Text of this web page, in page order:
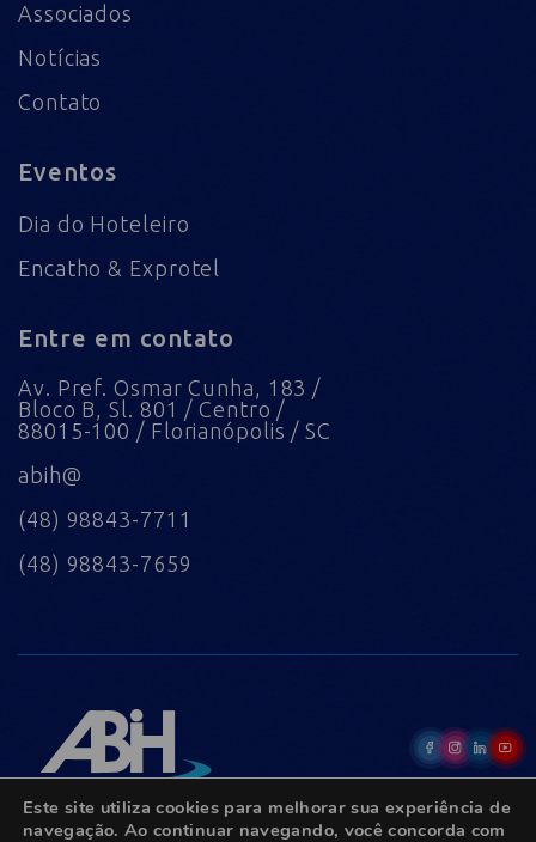
Associados
Notícias
Contato
Eventos
Dia do Hoteleiro
Encatho & Exprotel
Entre em contato
Av. Pref. Osmar Cunha, 183 /
Bloco B, Sl. 801 / Centro /
88015-100 / Florianópolis / SC
abih@
(48) 98843-7711
(48) 98843-7659
Este site utiliza cookies para melhorar sua experiência de
navegação. Ao continuar navegando, você concorda com